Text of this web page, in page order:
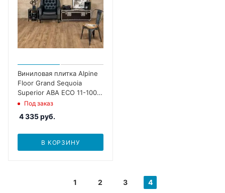
Виниловая плитка Alpine
Floor Grand Sequoia
Superior ABA ECO 11-1003
Макадамия
Под заказ
4 335руб.
В КОРЗИНУ
1 2 3 4